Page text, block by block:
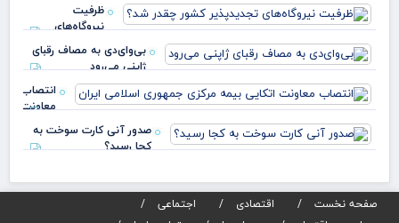
شرکت‌های
جه
ظرفیت
نیروگاه‌های
تجدیدپذیر کشور
چقدر شد؟
بی‌وای‌دی به مصاف رقبای
ژاپنی می‌رود
انتصاب
معاونت
اتکایی
بیمه
مرکزی
اسلامی
صدور آنی کارت سوخت به
کجا رسید؟
صفحه نخست اقتصادی
اجتماعی